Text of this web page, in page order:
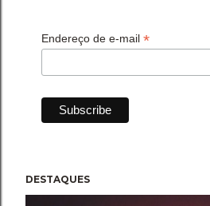
Endereço de e-mail *
DESTAQUES